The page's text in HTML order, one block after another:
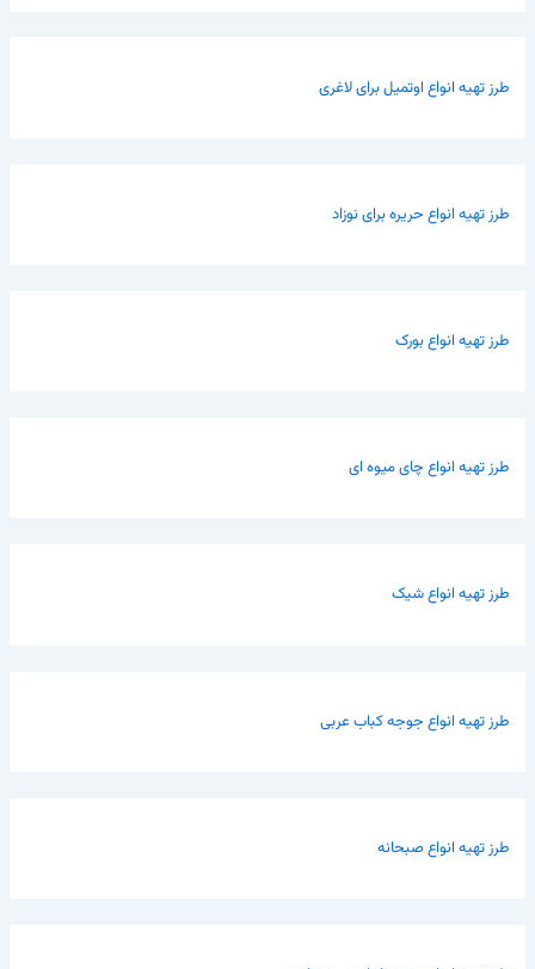
طرز تهیه انواع اوتمیل برای لاغری
طرز تهیه انواع حریره برای نوزاد
طرز تهیه انواع بورک
طرز تهیه انواع چای میوه ای
طرز تهیه انواع شیک
طرز تهیه انواع جوجه کباب عربی
طرز تهیه انواع صبحانه